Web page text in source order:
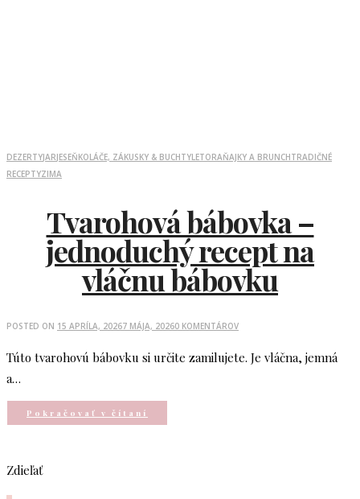
DEZERTYJARJESEŇKOLÁČE, ZÁKUSKY & BUCHTYLETORAŇAJKY A BRUNCHTRADIČNÉ
RECEPTYZIMA
Tvarohová bábovka –
jednoduchý recept na
vláčnu bábovku
POSTED ON 15 APRÍLA, 20267 MÁJA, 20260 KOMENTÁROV
Túto tvarohovú bábovku si určite zamilujete. Je vláčna, jemná
a…
Pokračovať v čítaní
Zdieľať